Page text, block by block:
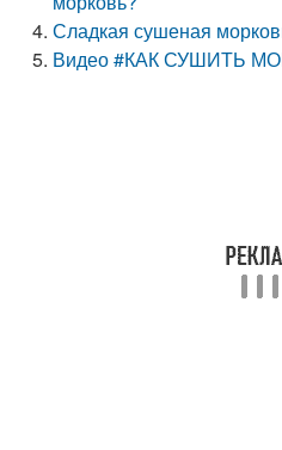
Сладкая сушеная
Видео #КАК СУШИТЬ